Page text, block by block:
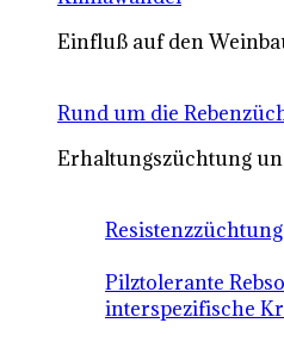
Einfluß auf den
Rund um die
Erhaltungszüchtung
Resistenzzüchtung
Pilztolerante
interspezifische